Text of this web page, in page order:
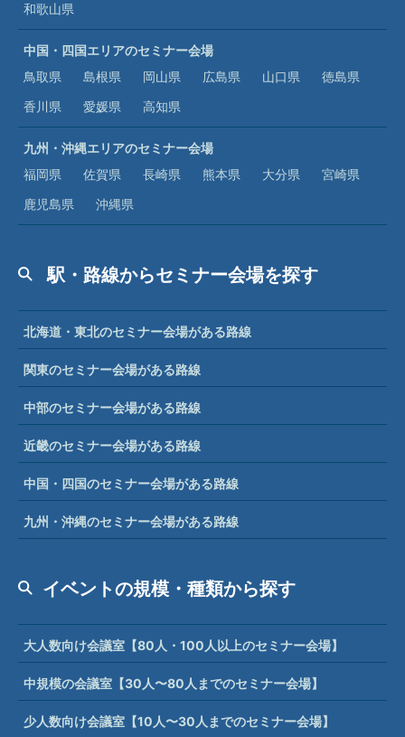
和歌山県
中国・四国エリアのセミナー会場
鳥取県
島根県 岡山県 広島県 山口県
徳島県
香川県
愛媛県 高知県
九州・沖縄エリアのセミナー会場
福岡県
佐賀県 長崎県 熊本県 大分県
宮崎県
鹿児島県
沖縄県
駅・路線からセミナー会場を探す
北海道・東北のセミナー会場がある路線
関東のセミナー会場がある路線
中部のセミナー会場がある路線
近畿のセミナー会場がある路線
中国・四国のセミナー会場がある路線
九州・沖縄のセミナー会場がある路線
イベントの規模・種類から探す
大人数向け会議室【80人・100人以上のセミナー会場】
中規模の会議室【30人〜80人までのセミナー会場】
少人数向け会議室【10人〜30人までのセミナー会場】